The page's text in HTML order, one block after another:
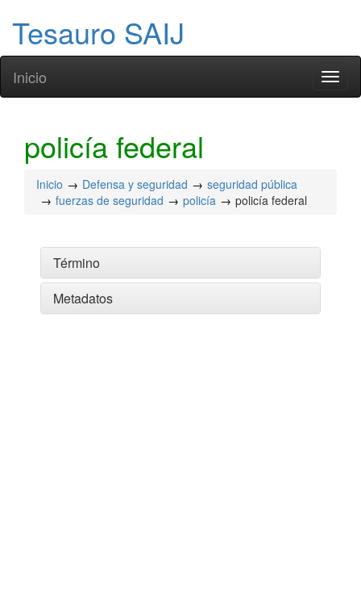
Tesauro SAIJ
Inicio
policía federal
Inicio Defensa y seguridad
seguridad pública
fuerzas de seguridad
policía policía federal
Término
Metadatos